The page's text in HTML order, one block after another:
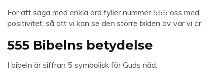
För att säga med enkla ord fyller nummer 555 oss med
positivitet, så att vi kan se den större bilden av var vi är.
555 Bibelns betydelse
I bibeln är siffran 5 symbolisk för Guds nåd.